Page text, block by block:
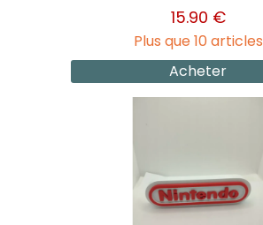
15.90 €
Plus que 10 articles
Acheter